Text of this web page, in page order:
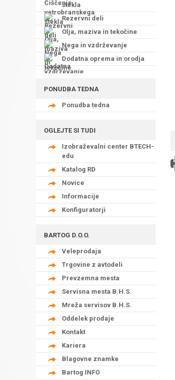
stekla
Rezervni deli
Olja, maziva in tekočine
Nega in vzdrževanje
Dodatna oprema in orodja
PONUDBA TEDNA
Ponudba tedna
OGLEJTE SI TUDI
Izobraževalni center BTECH-
edu
Katalog RD
Novice
Informacije
Konfiguratorji
BARTOG D.O.O.
Veleprodaja
Trgovine z avtodeli
Prevzemna mesta
Servisna mesta B.H.S.
Mreža servisov B.H.S.
Oddelek prodaje
Kontakt
Kariera
Blagovne znamke
Bartog INFO